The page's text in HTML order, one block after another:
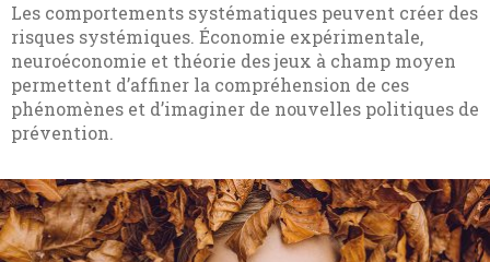
Les comportements systématiques peuvent créer des
risques systémiques. Économie expérimentale,
neuroéconomie et théorie des jeux à champ moyen
permettent d’affiner la compréhension de ces
phénomènes et d’imaginer de nouvelles politiques de
prévention.